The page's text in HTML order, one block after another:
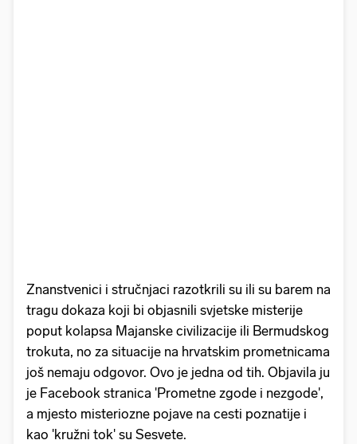
Znanstvenici i stručnjaci razotkrili su ili su barem na
tragu dokaza koji bi objasnili svjetske misterije
poput kolapsa Majanske civilizacije ili Bermudskog
trokuta, no za situacije na hrvatskim prometnicama
još nemaju odgovor. Ovo je jedna od tih. Objavila ju
je Facebook stranica 'Prometne zgode i nezgode',
a mjesto misteriozne pojave na cesti poznatije i
kao 'kružni tok' su Sesvete.